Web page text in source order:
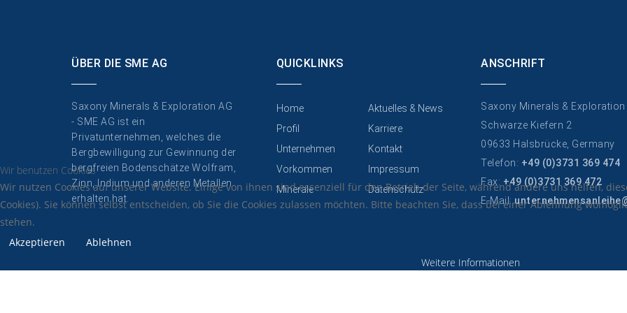
ÜBER DIE SME AG
Saxony Minerals & Exploration AG
- SME AG ist ein
Privatunternehmen, welches die
Bergbewilligung zur Gewinnung der
bergfreien Bodenschätze Wolfram,
Zinn, Indium und anderen Metallen
erhalten hat.
QUICKLINKS
Home
Profil
Unternehmen
Vorkommen
Minerale
Aktuelles & News
Karriere
Kontakt
Impressum
Datenschutz
ANSCHRIFT
Saxony Minerals & Exploration
Schwarze Kiefern 2
09633 Halsbrücke, Germany
Telefon: +49 (0)3731 369 474
Fax: +49 (0)3731 369 472
E-Mail:
Wir benutzen Cookies
Wir nutzen Cookies auf unserer Website. Einige von ihnen sind essenziell für den Betrieb der Seite, während andere uns helfen,
Cookies). Sie können selbst entscheiden, ob Sie die Cookies zulassen möchten. Bitte beachten Sie, dass bei einer Ablehnung
stehen.
Akzeptieren
Ablehnen
Weitere Informationen